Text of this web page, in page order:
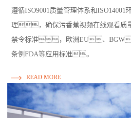
遵循ISO9001质量管理体系和ISO14001
理，确保污香蕉视频在线观看质
禁令标准，欧洲EU、
条例FDA等应用标准。
READ MORE